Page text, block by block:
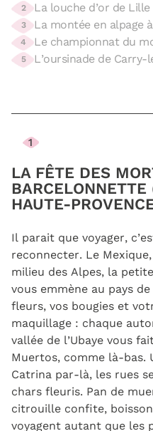
Haute-Provence)
2 La louche d’or de
3
La montée en alpage
(Savoie)
4
Le championnat du
Guerlestin (finistère)
5 L’oursinade de
1
LA FÊTE DES
HAUTE-
Il parait que voyager,
reconnecter. Le
milieu des Alpes, la
vous emmène au pays
fleurs, vos bougies et
maquillage : chaque
vallée de l’Ubaye vous
Muertos, comme là-bas.
Catrina par-là, les rues
chars fleuris. Pan de
citrouille confite,
voyagent autant que les